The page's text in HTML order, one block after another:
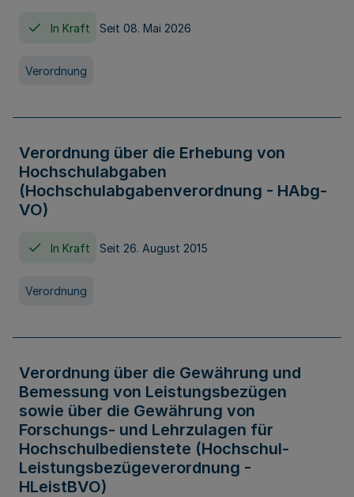
In Kraft Seit 08. Mai 2026
Verordnung
Verordnung über die Erhebung von
Hochschulabgaben
(Hochschulabgabenverordnung - HAbg-
VO)
In Kraft Seit 26. August 2015
Verordnung
Verordnung über die Gewährung und
Bemessung von Leistungsbezügen
sowie über die Gewährung von
Forschungs- und Lehrzulagen für
Hochschulbedienstete (Hochschul-
Leistungsbezügeverordnung -
HLeistBVO)